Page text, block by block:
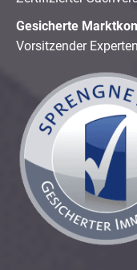
Gesicherte
Vorsitzender